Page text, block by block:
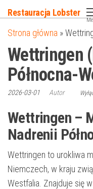
do
treści
Restauracja Lobster
Strona główna »
Wettringen
Północna-
2026-03-01 Autor
Wettringen –
Nadrenii
Wettringen to urokliwa
Niemczech, w kraju
Westfalia. Znajduje się